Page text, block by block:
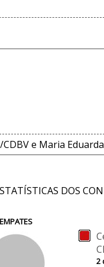
e Maria
DOS
EMPATES
2